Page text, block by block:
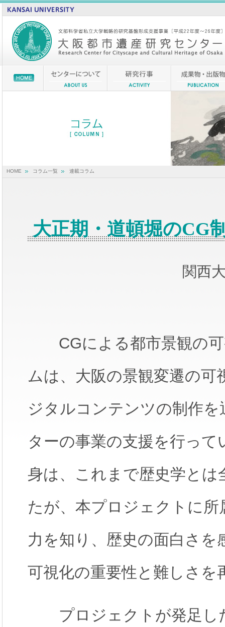
HOME コラム一覧 連載コラム
大正期・道頓堀のCG
関西
CGによる都市景観の可
ムは、大阪の景観変遷の可
ジタルコンテンツの制作を
ターの事業の支援を行って
身は、これまで歴史学と
たが、本プロジェクトに
力を知り、歴史の面白さ
可視化の重要性と難しさを
プロジェクトが発足し